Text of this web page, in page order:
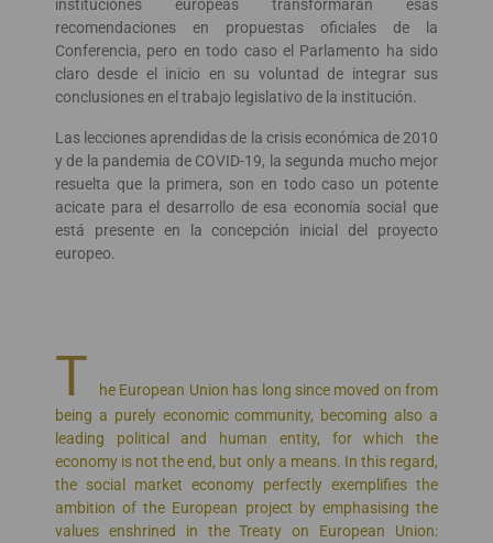
instituciones europeas transformarán esas
recomendaciones en propuestas oficiales de la
Conferencia, pero en todo caso el Parlamento ha sido
claro desde el inicio en su voluntad de integrar sus
conclusiones en el trabajo legislativo de la institución.
Las lecciones aprendidas de la crisis económica de 2010
y de la pandemia de COVID-19, la segunda mucho mejor
resuelta que la primera, son en todo caso un potente
acicate para el desarrollo de esa economía social que
está presente en la concepción inicial del proyecto
europeo.
T
he European Union has long since moved on from
being a purely economic community, becoming also a
leading political and human entity, for which the
economy is not the end, but only a means. In this regard,
the social market economy perfectly exemplifies the
ambition of the European project by emphasising the
values enshrined in the Treaty on European Union: